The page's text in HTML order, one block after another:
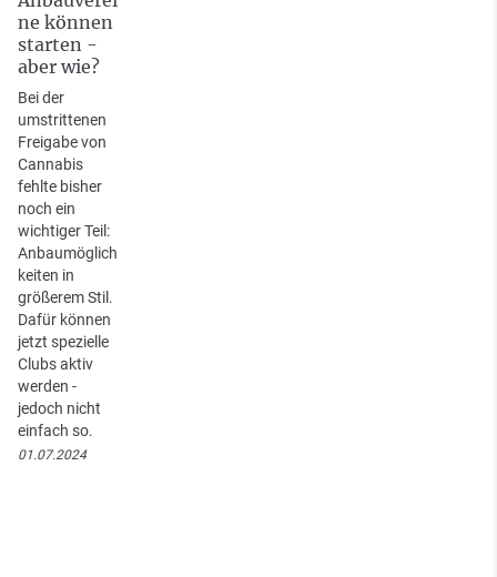
ne können
starten -
aber wie?
Bei der
umstrittenen
Freigabe von
Cannabis
fehlte bisher
noch ein
wichtiger Teil:
Anbaumöglich
keiten in
größerem Stil.
Dafür können
jetzt spezielle
Clubs aktiv
werden -
jedoch nicht
einfach so.
01.07.2024